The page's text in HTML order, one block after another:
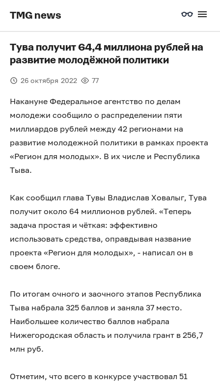
TMG news
Тува получит 64,4 миллиона рублей на
развитие молодёжной политики
26 октября 2022 77
Накануне Федеральное агентство по делам
молодежи сообщило о распределении пяти
миллиардов рублей между 42 регионами на
развитие молодежной политики в рамках проекта
«Регион для молодых». В их числе и Республика
Тыва.
Как сообщил глава Тувы Владислав Ховалыг, Тува
получит около 64 миллионов рублей. «Теперь
задача простая и чёткая: эффективно
использовать средства, оправдывая название
проекта «Регион для молодых», - написал он в
своем блоге.
По итогам очного и заочного этапов Республика
Тыва набрала 325 баллов и заняла 37 место.
Наибольшее количество баллов набрала
Нижегородская область и получила грант в 256,7
млн руб.
Отметим, что всего в конкурсе участвовал 51